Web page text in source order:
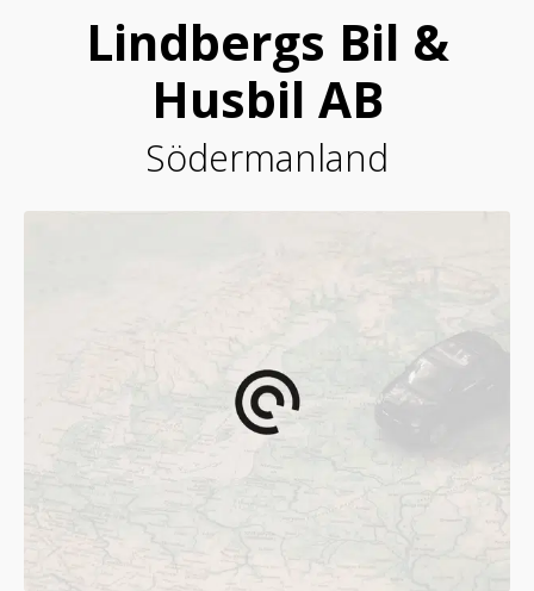
Lindbergs Bil &
Husbil AB
Södermanland